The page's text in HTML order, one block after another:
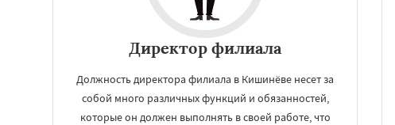
Кривой Рог
Караганда
Директор филиала
Должность директора филиала в Кишинёве несет за
собой много различных функций и обязанностей,
которые он должен выполнять в своей работе, что